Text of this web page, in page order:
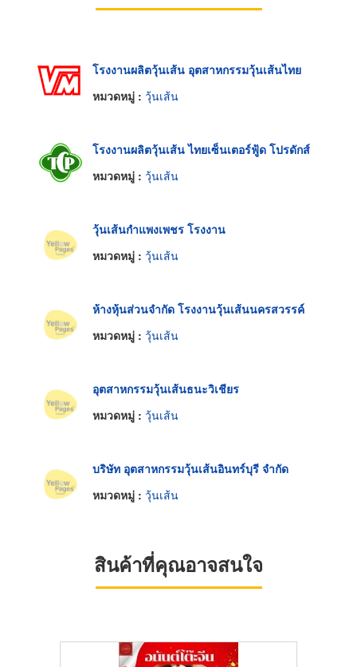
โรงงานผลิตวุ้นเส้น อุตสาหกรรมวุ้นเส้นไทย
หมวดหมู่ : วุ้นเส้น
โรงงานผลิตวุ้นเส้น ไทยเซ็นเตอร์ฟู้ด โปรดักส์
หมวดหมู่ : วุ้นเส้น
วุ้นเส้นกำแพงเพชร โรงงาน
หมวดหมู่ : วุ้นเส้น
ห้างหุ้นส่วนจำกัด โรงงานวุ้นเส้นนครสวรรค์
หมวดหมู่ : วุ้นเส้น
อุตสาหกรรมวุ้นเส้นธนะวิเชียร
หมวดหมู่ : วุ้นเส้น
บริษัท อุตสาหกรรมวุ้นเส้นอินทร์บุรี จำกัด
หมวดหมู่ : วุ้นเส้น
สินค้าที่คุณอาจสนใจ